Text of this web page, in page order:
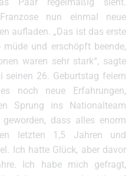
nun einmal neue
aufladen. „Das ist das erste
und erschöpft beende,
waren sehr stark“, sagte
seinen 26. Geburtstag feiern
noch neue Erfahrungen,
Sprung ins Nationalteam
dass alles enorm
letzten 1,5 Jahren und
Ich hatte Glück, aber davor
Ich habe mich gefragt,